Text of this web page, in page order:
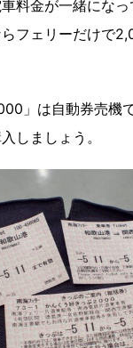
料金が一緒にな
フェリーだけで
」は自動券売機
しましょう。